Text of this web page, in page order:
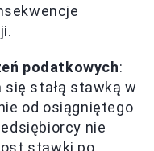
podatkowych:
stałą stawką w
od osiągniętego
nie
stawki po